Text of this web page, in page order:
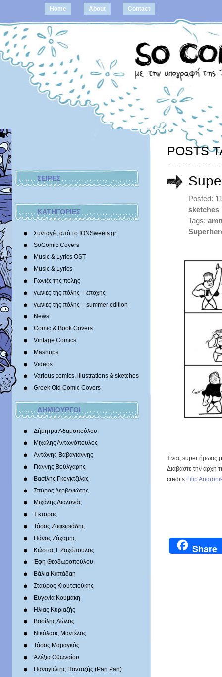
Home About Contact
ΣΕΙΡΕΣ
ΚΑΤΗΓΟΡΙΕΣ
Συνταγές από το IONSweets.gr
SoComic Covers
Music & Lyrics OST
Music & Lyrics
Γωνιές της πόλης
γωνιές της πόλης – εποχής
γωνιές της πόλης – summer edition
News
Comic & Book Covers
Vintage Comics
Mashups
Videos
Various comics, illustrations & sketches
Greek Old Comic Covers
ΔΗΜΙΟΥΡΓΟΙ
Δήμητρα Αδαμοπούλου
Μιχάλης Αντωνόπουλος
Αντώνης Βαβαγιάννης
Γιάννης Βούλγαρης
Βασίλης Γκογκτζιλάς
Σπύρος Δερβενιώτης
Mιχάλης Διαλυνάς
Έκτορας
Τάσος Ζαφειριάδης
Πάνος Ζάχαρης
Κώστας Ι. Ζαχόπουλoς
Έφη Θεοδωροπούλου
Βάλια Καπάδαη
Σταύρος Κιουτσιούκης
Ευγενία Κουμάκη
Ηλίας Κυριαζής
Βασίλης Λώλος
Νικόλαος Μαντέλος
Τάσος Μαραγκός
Αλέξια Οθωναίου
Παναγιώτης Πανταζής (Pan Pan)
POSTS
Posted:
sketches
Tags:
Ένας super ήρωας
Διαβάστε την αρχή
credits:Filip
Share